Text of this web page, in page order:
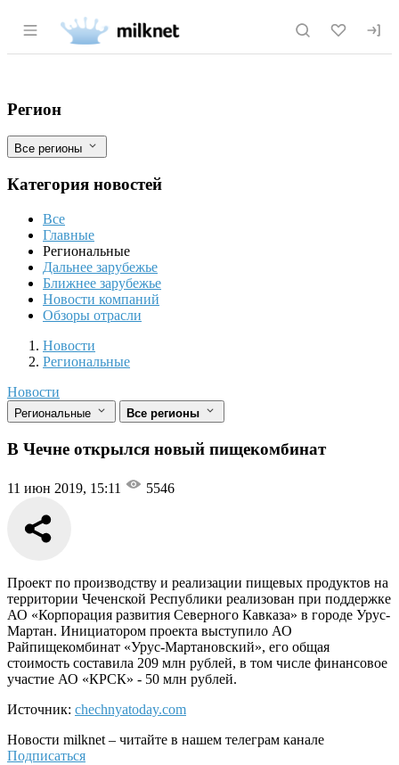
Раздел навигации по сайту milknet.ru
В Чечне открылся новый
Фильтры
Регион
Все регионы
Категория новостей
Все
Главные
Региональные
Дальнее зарубежье
Ближнее зарубежье
Новости компаний
Обзоры отрасли
Новости
Разделы
Новости
Региональные
Новости
Региональные Все регионы
В Чечне открылся новый пищекомбинат
11 июн 2019, 15:11 5546
Проект по производству и реализации пищевых продуктов на
территории Чеченской Республики реализован при поддержке
АО «Корпорация развития Северного Кавказа» в городе Урус-
Мартан. Инициатором проекта выступило АО
Райпищекомбинат «Урус-Мартановский», его общая
стоимость составила 209 млн рублей, в том числе финансовое
участие АО «КРСК» - 50 млн рублей.
Источник: chechnyatoday.com
Новости milknet – читайте в нашем телеграм канале
Подписаться